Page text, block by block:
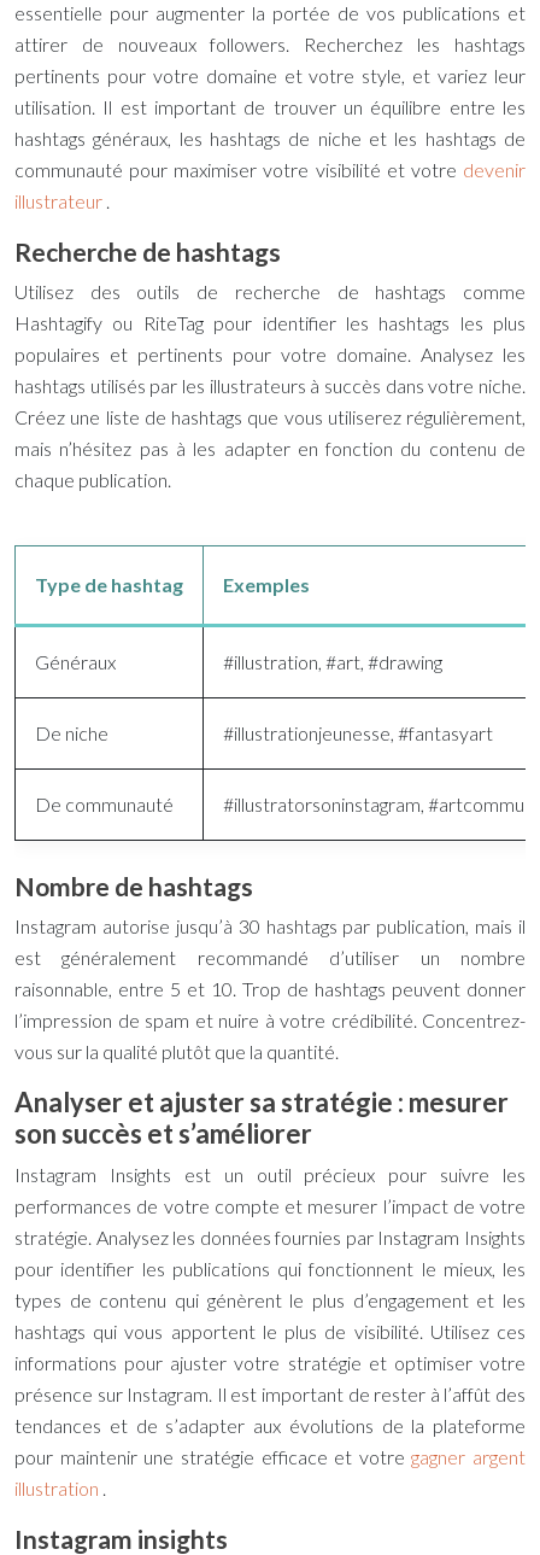
essentielle pour augmenter la portée de vos publications et
attirer de nouveaux followers. Recherchez les hashtags
pertinents pour votre domaine et votre style, et variez leur
utilisation. Il est important de trouver un équilibre entre les
hashtags généraux, les hashtags de niche et les hashtags de
communauté pour maximiser votre visibilité et votre devenir
illustrateur .
Recherche de hashtags
Utilisez des outils de recherche de hashtags comme
Hashtagify ou RiteTag pour identifier les hashtags les plus
populaires et pertinents pour votre domaine. Analysez les
hashtags utilisés par les illustrateurs à succès dans votre niche.
Créez une liste de hashtags que vous utiliserez régulièrement,
mais n’hésitez pas à les adapter en fonction du contenu de
chaque publication.
Type de hashtag Exemples
Généraux #illustration, #art, #drawing
De niche #illustrationjeunesse, #fantasyart
De communauté #illustratorsoninstagram,
Nombre de hashtags
Instagram autorise jusqu’à 30 hashtags par publication, mais il
est généralement recommandé d’utiliser un nombre
raisonnable, entre 5 et 10. Trop de hashtags peuvent donner
l’impression de spam et nuire à votre crédibilité. Concentrez-
vous sur la qualité plutôt que la quantité.
Analyser et ajuster sa stratégie : mesurer
son succès et s’améliorer
Instagram Insights est un outil précieux pour suivre les
performances de votre compte et mesurer l’impact de votre
stratégie. Analysez les données fournies par Instagram Insights
pour identifier les publications qui fonctionnent le mieux, les
types de contenu qui génèrent le plus d’engagement et les
hashtags qui vous apportent le plus de visibilité. Utilisez ces
informations pour ajuster votre stratégie et optimiser votre
présence sur Instagram. Il est important de rester à l’affût des
tendances et de s’adapter aux évolutions de la plateforme
pour maintenir une stratégie efficace et votregagner argent
illustration .
Instagram insights